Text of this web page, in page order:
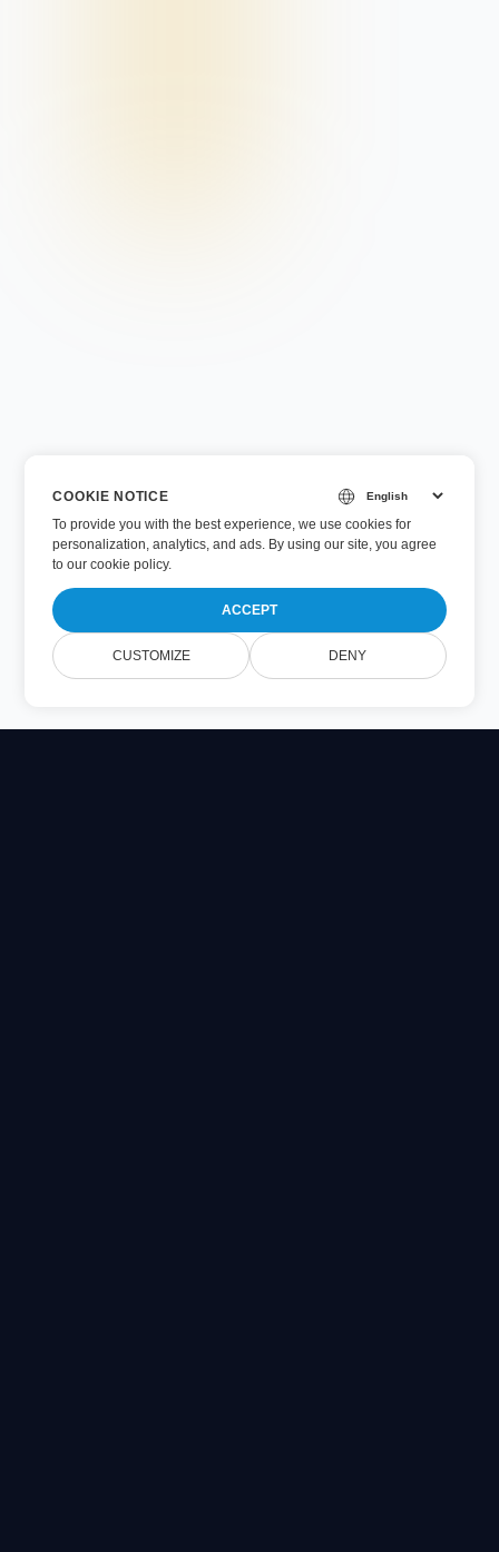
COOKIE NOTICE
To provide you with the best experience, we use cookies for
personalization, analytics, and ads. By using our site, you agree
toour cookie policy.
ACCEPT
CUSTOMIZE DENY